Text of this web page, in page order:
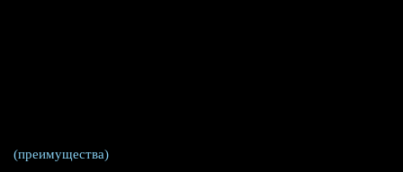
(преимущества)